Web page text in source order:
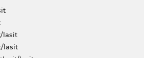
lasit
lasit